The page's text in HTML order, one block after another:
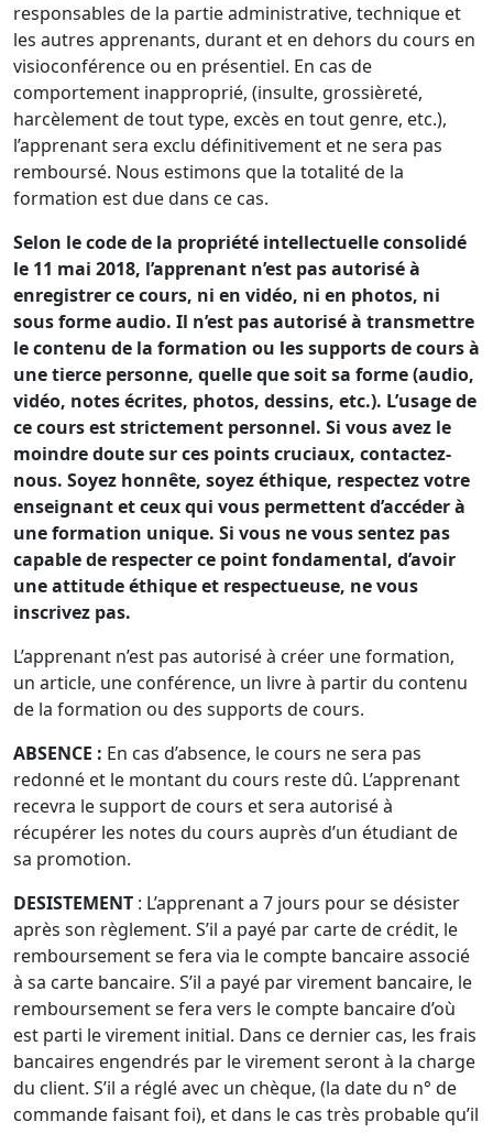
responsables de la partie administrative, technique et
les autres apprenants, durant et en dehors du cours en
visioconférence ou en présentiel. En cas de
comportement inapproprié, (insulte, grossièreté,
harcèlement de tout type, excès en tout genre, etc.),
l’apprenant sera exclu définitivement et ne sera pas
remboursé. Nous estimons que la totalité de la
formation est due dans ce cas.
Selon le code de la propriété intellectuelle consolidé
le 11 mai 2018, l’apprenant n’est pas autorisé à
enregistrer ce cours, ni en vidéo, ni en photos, ni
sous forme audio. Il n’est pas autorisé à transmettre
le contenu de la formation ou les supports de cours à
une tierce personne, quelle que soit sa forme (audio,
vidéo, notes écrites, photos, dessins, etc.). L’usage de
ce cours est strictement personnel. Si vous avez le
moindre doute sur ces points cruciaux, contactez-
nous. Soyez honnête, soyez éthique, respectez votre
enseignant et ceux qui vous permettent d’accéder à
une formation unique. Si vous ne vous sentez pas
capable de respecter ce point fondamental, d’avoir
une attitude éthique et respectueuse, ne vous
inscrivez pas.
L’apprenant n’est pas autorisé à créer une formation,
un article, une conférence, un livre à partir du contenu
de la formation ou des supports de cours.
ABSENCE : En cas d’absence, le cours ne sera pas
redonné et le montant du cours reste dû. L’apprenant
recevra le support de cours et sera autorisé à
récupérer les notes du cours auprès d’un étudiant de
sa promotion.
DESISTEMENT : L’apprenant a 7 jours pour se désister
après son règlement. S’il a payé par carte de crédit, le
remboursement se fera via le compte bancaire associé
à sa carte bancaire. S’il a payé par virement bancaire, le
remboursement se fera vers le compte bancaire d’où
est parti le virement initial. Dans ce dernier cas, les frais
bancaires engendrés par le virement seront à la charge
du client. S’il a réglé avec un chèque, (la date du n° de
commande faisant foi), et dans le cas très probable qu’il